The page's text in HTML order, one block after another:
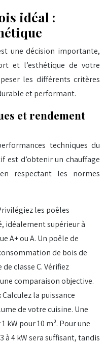
idéal :
une décision importante,
et l’esthétique de votre
les différents critères
et performant.
et rendement
techniques du
est d’obtenir un chauffage
respectant les normes
les poêles
idéalement supérieur à
A+ ou A. Un poêle de
de bois de
classe C. Vérifiez
comparaison objective.
Calculez la puissance
de votre cuisine. Une
kW pour 10 m³. Pour une
à 4 kW sera suffisant, tandis